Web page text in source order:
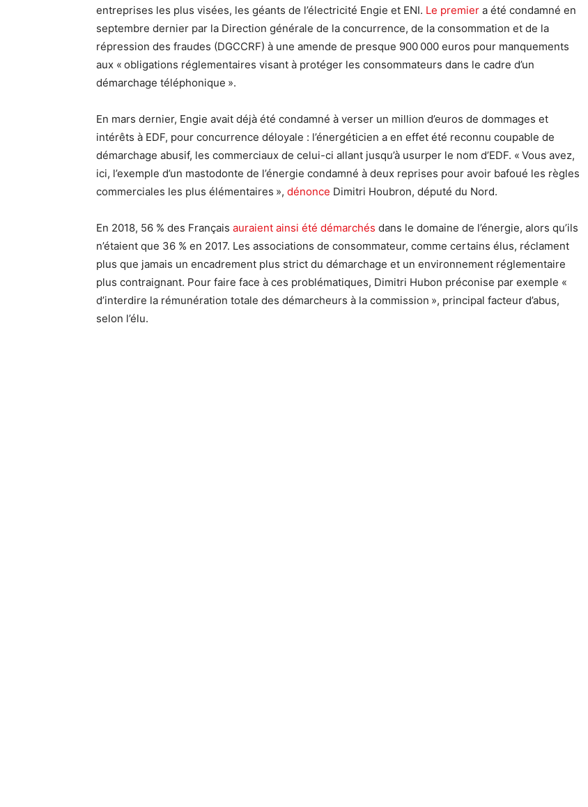
entreprises les plus visées, les géants de l’électricité Engie et ENI. Le premier a été condamné en
septembre dernier par la Direction générale de la concurrence, de la consommation et de la
répression des fraudes (DGCCRF) à une amende de presque 900 000 euros pour manquements
aux « obligations réglementaires visant à protéger les consommateurs dans le cadre d’un
démarchage téléphonique ».
En mars dernier, Engie avait déjà été condamné à verser un million d’euros de dommages et
intérêts à EDF, pour concurrence déloyale : l’énergéticien a en effet été reconnu coupable de
démarchage abusif, les commerciaux de celui-ci allant jusqu’à usurper le nom d’EDF. « Vous avez,
ici, l’exemple d’un mastodonte de l’énergie condamné à deux reprises pour avoir bafoué les règles
commerciales les plus élémentaires », dénonce Dimitri Houbron, député du Nord.
En 2018, 56 % des Français auraient ainsi été démarchés dans le domaine de l’énergie, alors qu’ils
n’étaient que 36 % en 2017. Les associations de consommateur, comme certains élus, réclament
plus que jamais un encadrement plus strict du démarchage et un environnement réglementaire
plus contraignant. Pour faire face à ces problématiques, Dimitri Hubon préconise par exemple «
d’interdire la rémunération totale des démarcheurs à la commission », principal facteur d’abus,
selon l’élu.